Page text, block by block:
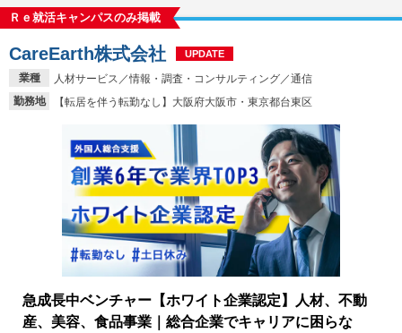
Ｒｅ就活キャンパスのみ掲載
業種
人材サービス／情報・調査・コンサルティング／通信
勤務地
【転居を伴う転勤なし】大阪府大阪市・東京都台東区
CareEarth株式会社 UPDATE
急成長中ベンチャー【ホワイト企業認定】人材、不動
産、美容、食品事業｜総合企業でキャリアに困らな